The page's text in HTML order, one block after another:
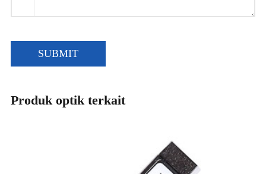
SUBMIT
Produk optik terkait